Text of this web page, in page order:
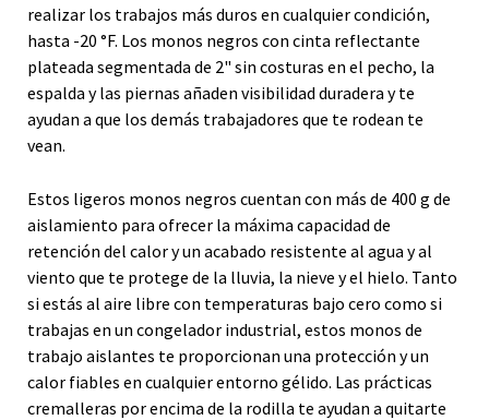
realizar los trabajos más duros en cualquier condición,
hasta -20 °F. Los monos negros con cinta reflectante
plateada segmentada de 2" sin costuras en el pecho, la
espalda y las piernas añaden visibilidad duradera y te
ayudan a que los demás trabajadores que te rodean te
vean.
Estos ligeros monos negros cuentan con más de 400 g de
aislamiento para ofrecer la máxima capacidad de
retención del calor y un acabado resistente al agua y al
viento que te protege de la lluvia, la nieve y el hielo. Tanto
si estás al aire libre con temperaturas bajo cero como si
trabajas en un congelador industrial, estos monos de
trabajo aislantes te proporcionan una protección y un
calor fiables en cualquier entorno gélido. Las prácticas
cremalleras por encima de la rodilla te ayudan a quitarte